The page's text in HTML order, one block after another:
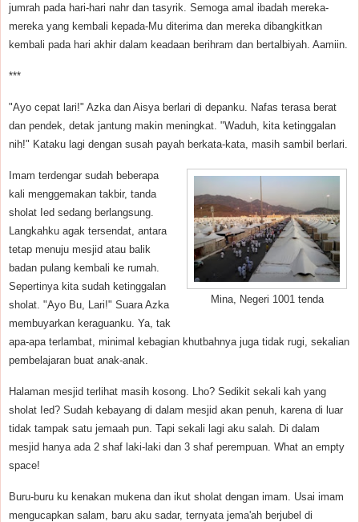
jumrah pada hari-hari nahr dan tasyrik. Semoga amal ibadah mereka-
mereka yang kembali kepada-Mu diterima dan mereka dibangkitkan
kembali pada hari akhir dalam keadaan berihram dan bertalbiyah. Aamiin.
***
"Ayo cepat lari!" Azka dan Aisya berlari di depanku. Nafas terasa berat
dan pendek, detak jantung makin meningkat. "Waduh, kita ketinggalan
nih!" Kataku lagi dengan susah payah berkata-kata, masih sambil berlari.
Mina, Negeri 1001 tenda
Imam terdengar sudah beberapa
kali menggemakan takbir, tanda
sholat Ied sedang berlangsung.
Langkahku agak tersendat, antara
tetap menuju mesjid atau balik
badan pulang kembali ke rumah.
Sepertinya kita sudah ketinggalan
sholat. "Ayo Bu, Lari!" Suara Azka
membuyarkan keraguanku. Ya, tak
apa-apa terlambat, minimal kebagian khutbahnya juga tidak rugi, sekalian
pembelajaran buat anak-anak.
Halaman mesjid terlihat masih kosong. Lho? Sedikit sekali kah yang
sholat Ied? Sudah kebayang di dalam mesjid akan penuh, karena di luar
tidak tampak satu jemaah pun. Tapi sekali lagi aku salah. Di dalam
mesjid hanya ada 2 shaf laki-laki dan 3 shaf perempuan. What an empty
space!
Buru-buru ku kenakan mukena dan ikut sholat dengan imam. Usai imam
mengucapkan salam, baru aku sadar, ternyata jema'ah berjubel di